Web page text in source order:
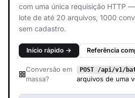
com uma única requisição HTTP
lote de até 20 arquivos, 1000
sem cadastro.
Início rápido → Referência
Conversão em
massa?
POST /api/v1/
arquivos de uma